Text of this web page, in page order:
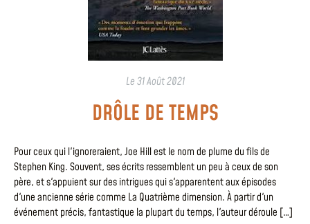
Le31 Août 2021
DRÔLE DE TEMPS
Pour ceux qui l'ignoreraient, Joe Hill est le nom de plume du fils de
Stephen King. Souvent, ses écrits ressemblent un peu à ceux de son
père, et s'appuient sur des intrigues qui s'apparentent aux épisodes
d'une ancienne série comme La Quatrième dimension. À partir d'un
événement précis, fantastique la plupart du temps, l'auteur déroule […]